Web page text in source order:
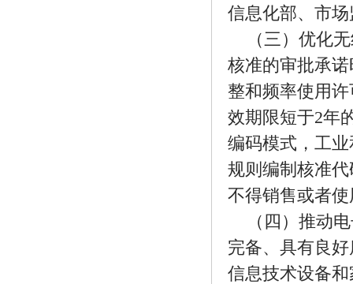
信息化部、市
（三）优化
核准的审批承
整和频率使用
效期限短于2年
编码模式，工
规则编制核准
不得销售或者
（四）推动
完备、具有良
信息技术设备